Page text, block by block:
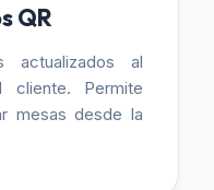
QR
actualizados al
Permite
mesas desde la